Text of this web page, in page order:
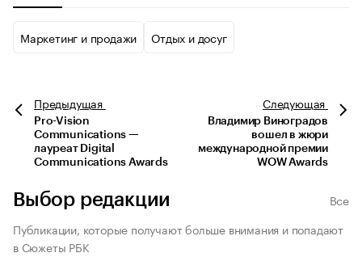
Маркетинг и продажи Отдых и досуг
Предыдущая
Pro-Vision
Communications —
лауреат Digital
Communications Awards
Следующая
Владимир Виноградов
вошел в жюри
международной премии
WOW Awards
Выбор редакции
Все
Публикации, которые получают больше внимания и попадают
в Сюжеты РБК